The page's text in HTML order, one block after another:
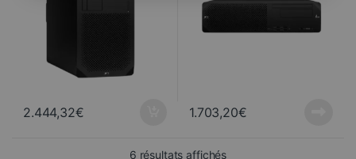
2.444,32€ 1.703,20€
6 résultats affichésSortiert vom neuesten